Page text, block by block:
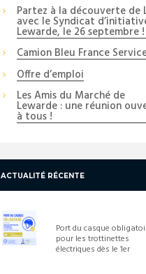
Partez à la découverte de
avec le Syndicat
Lewarde, le 26 septembre !
Camion Bleu France
Offre d’emploi
Les Amis du Marché de
Lewarde : une réunion
à tous !
ACTUALITÉ RÉCENTE
Port du casque
pour les trottinettes
électriques dès le 1er